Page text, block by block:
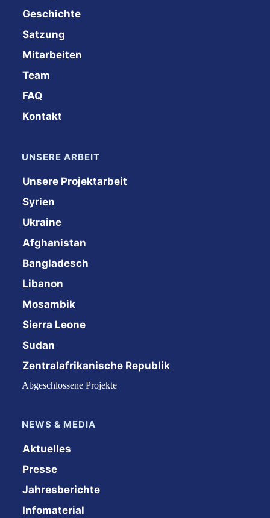
Geschichte
Satzung
Mitarbeiten
Team
FAQ
Kontakt
UNSERE ARBEIT
Unsere Projektarbeit
Syrien
Ukraine
Afghanistan
Bangladesch
Libanon
Mosambik
Sierra Leone
Sudan
Zentralafrikanische Republik
Abgeschlossene Projekte
NEWS & MEDIA
Aktuelles
Presse
Jahresberichte
Infomaterial